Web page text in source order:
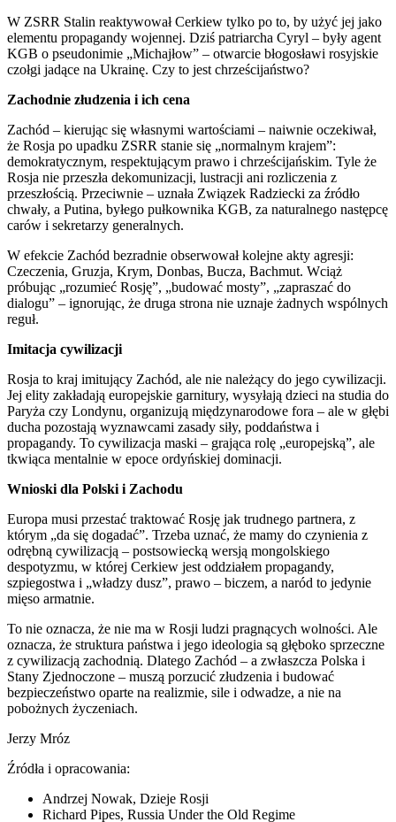
W ZSRR Stalin reaktywował Cerkiew tylko po to, by użyć jej jako
elementu propagandy wojennej. Dziś patriarcha Cyryl – były agent
KGB o pseudonimie „Michajłow” – otwarcie błogosławi rosyjskie
czołgi jadące na Ukrainę. Czy to jest chrześcijaństwo?
Zachodnie złudzenia i ich cena
Zachód – kierując się własnymi wartościami – naiwnie oczekiwał,
że Rosja po upadku ZSRR stanie się „normalnym krajem”:
demokratycznym, respektującym prawo i chrześcijańskim. Tyle że
Rosja nie przeszła dekomunizacji, lustracji ani rozliczenia z
przeszłością. Przeciwnie – uznała Związek Radziecki za źródło
chwały, a Putina, byłego pułkownika KGB, za naturalnego następcę
carów i sekretarzy generalnych.
W efekcie Zachód bezradnie obserwował kolejne akty agresji:
Czeczenia, Gruzja, Krym, Donbas, Bucza, Bachmut. Wciąż
próbując „rozumieć Rosję”, „budować mosty”, „zapraszać do
dialogu” – ignorując, że druga strona nie uznaje żadnych wspólnych
reguł.
Imitacja cywilizacji
Rosja to kraj imitujący Zachód, ale nie należący do jego cywilizacji.
Jej elity zakładają europejskie garnitury, wysyłają dzieci na studia do
Paryża czy Londynu, organizują międzynarodowe fora – ale w głębi
ducha pozostają wyznawcami zasady siły, poddaństwa i
propagandy. To cywilizacja maski – grająca rolę „europejską”, ale
tkwiąca mentalnie w epoce ordyńskiej dominacji.
Wnioski dla Polski i Zachodu
Europa musi przestać traktować Rosję jak trudnego partnera, z
którym „da się dogadać”. Trzeba uznać, że mamy do czynienia z
odrębną cywilizacją – postsowiecką wersją mongolskiego
despotyzmu, w której Cerkiew jest oddziałem propagandy,
szpiegostwa i „władzy dusz”, prawo – biczem, a naród to jedynie
mięso armatnie.
To nie oznacza, że nie ma w Rosji ludzi pragnących wolności. Ale
oznacza, że struktura państwa i jego ideologia są głęboko sprzeczne
z cywilizacją zachodnią. Dlatego Zachód – a zwłaszcza Polska i
Stany Zjednoczone – muszą porzucić złudzenia i budować
bezpieczeństwo oparte na realizmie, sile i odwadze, a nie na
pobożnych życzeniach.
Jerzy Mróz
Źródła i opracowania:
Andrzej Nowak, Dzieje Rosji
Richard Pipes, Russia Under the Old Regime